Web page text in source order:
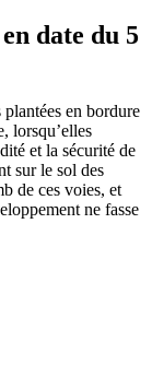
date du 5
plantées en bordure
lorsqu’elles
et la sécurité de
sur le sol des
de ces voies, et
ne fasse